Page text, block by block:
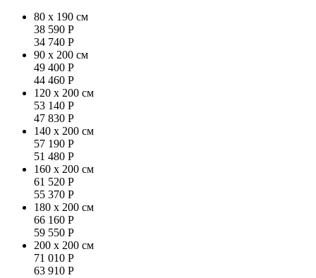
80 x 190 см
38 590 Р
34 740 Р
90 x 200 см
49 400 Р
44 460 Р
120 x 200 см
53 140 Р
47 830 Р
140 x 200 см
57 190 Р
51 480 Р
160 x 200 см
61 520 Р
55 370 Р
180 x 200 см
66 160 Р
59 550 Р
200 x 200 см
71 010 Р
63 910 Р